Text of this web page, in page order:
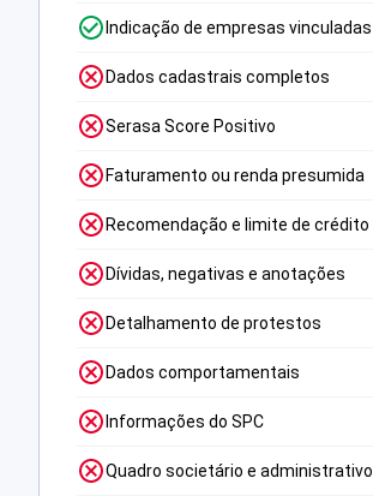
Indicação de empresas vinculadas
Dados cadastrais completos
Serasa Score Positivo
Faturamento ou renda presumida
Recomendação e limite de crédito
Dívidas, negativas e anotações
Detalhamento de protestos
Dados comportamentais
Informações do SPC
Quadro societário e administrativo